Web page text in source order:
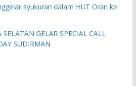
syukuran dalam HUT Orari ke
GELAR SPECIAL CALL
SUDIRMAN